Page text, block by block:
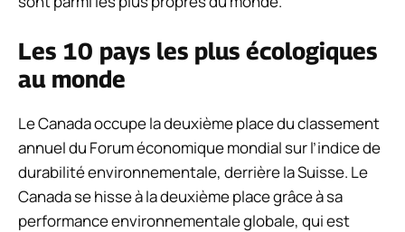
Les 10 pays les plus écologiques
au monde
Le Canada occupe la deuxième place du classement
annuel du Forum économique mondial sur l’indice de
durabilité environnementale, derrière la Suisse. Le
Canada se hisse à la deuxième place grâce à sa
performance environnementale globale, qui est